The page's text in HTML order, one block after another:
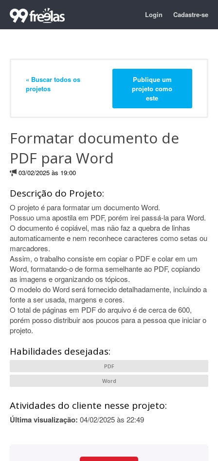
Login Cadastre-se
« Buscar todos os
projetos
Publique um
projeto como
este
Formatar documento de
PDF para Word
03/02/2025 às 19:00
Descrição do Projeto:
O projeto é para formatar um documento Word.
Possuo uma apostila em PDF, porém irei passá-la para Word.
O documento é copiável, mas não faz a quebra de linhas
automaticamente e nem reconhece caracteres como setas ou
marcadores.
Assim, o trabalho consiste em copiar o PDF e colar em um
Word, formatando-o de forma semelhante ao PDF, copiando
as imagens e organizando os tópicos.
O modelo do Word será fornecido detalhadamente, incluindo a
fonte a ser usada, margens e cores.
O total de páginas em PDF do arquivo é de cerca de 600,
porém posso distribuir aos poucos para a pessoa que iniciar o
projeto.
Habilidades desejadas:
PDF
Word
Atividades do cliente nesse projeto:
Última visualização: 04/02/2025 às 22:49